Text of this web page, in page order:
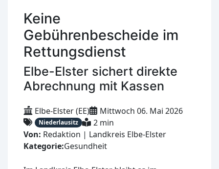
Keine
Gebührenbescheide im
Rettungsdienst
Elbe-Elster sichert direkte
Abrechnung mit Kassen
Elbe-Elster (EE) Mittwoch 06. Mai 2026
Niederlausitz
2 min
Von: Redaktion | Landkreis Elbe-Elster
Kategorie:Gesundheit